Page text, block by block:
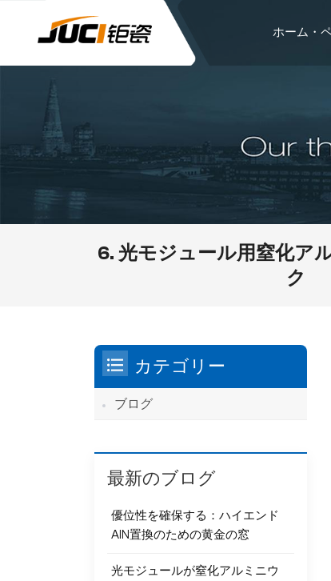
ホーム・
6. 光モジュール用窒化ア
ク
カテゴリー
ブログ
最新のブログ
優位性を確保する：ハイエンド
AlN置換のための黄金の窓
光モジュールが窒化アルミニウ